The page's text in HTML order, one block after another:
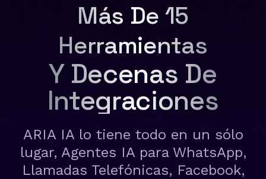
Más De 15
Herramientas
Y Decenas De
Integraciones
ARIA IA lo tiene todo en un sólo
lugar, Agentes IA para WhatsApp,
Llamadas Telefónicas, Facebook,